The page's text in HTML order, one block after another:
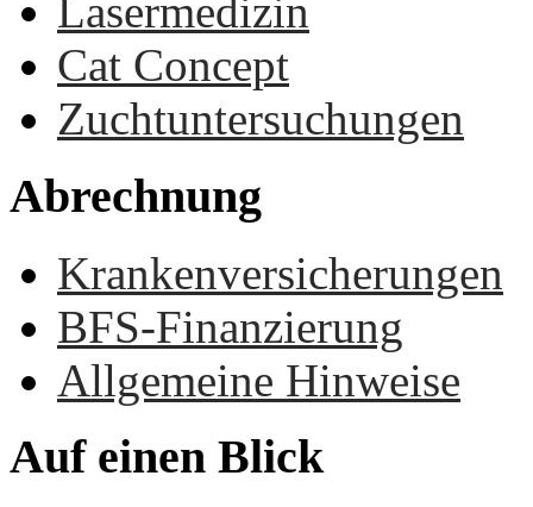
Lasermedizin
Cat Concept
Zuchtuntersuchungen
Abrechnung
Krankenversicherungen
BFS-Finanzierung
Allgemeine Hinweise
Auf einen Blick